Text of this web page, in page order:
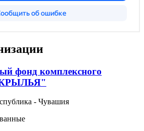
фонд комплексного
- Чувашия